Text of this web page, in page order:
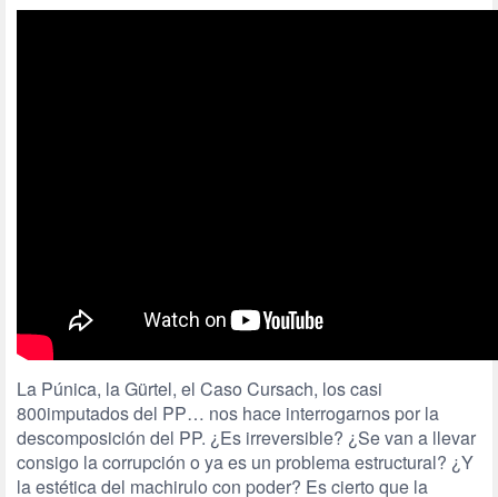
La Púnica, la Gürtel, el Caso Cursach, los casi
800imputados del PP… nos hace interrogarnos por la
descomposición del PP. ¿Es irreversible? ¿Se van a llevar
consigo la corrupción o ya es un problema estructural? ¿Y
la estética del machirulo con poder? Es cierto que la